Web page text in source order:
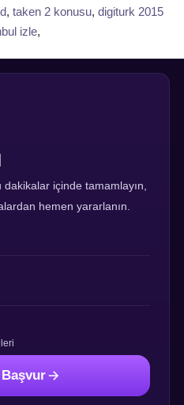
, taken 2 konusu, digiturk 2015
izle,
içinde tamamlayın,
hemen yararlanın.
Başvur